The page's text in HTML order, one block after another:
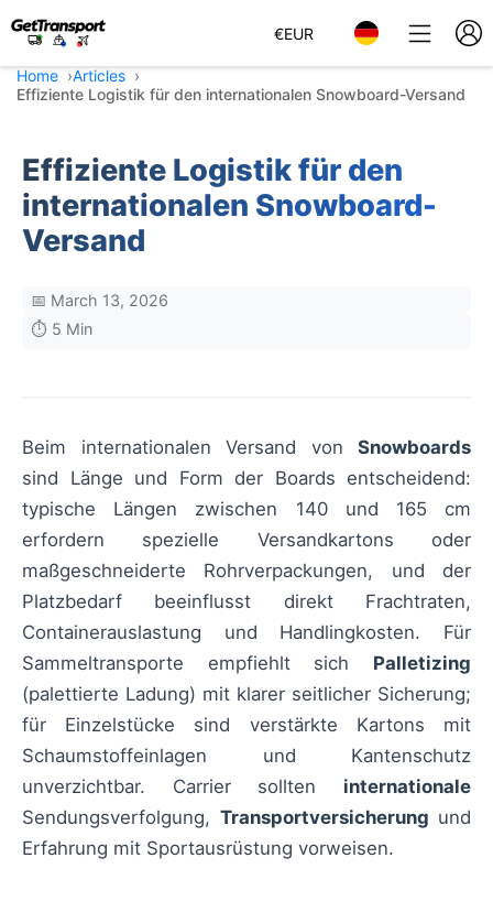
€EUR
Home
Articles
Effiziente Logistik für den internationalen Snowboard-Versand
Effiziente Logistik für den
internationalen Snowboard-
Versand
📅 March 13, 2026
⏱️ 5 Min
Beim internationalen Versand von Snowboards
sind Länge und Form der Boards entscheidend:
typische Längen zwischen 140 und 165 cm
erfordern spezielle Versandkartons oder
maßgeschneiderte Rohrverpackungen, und der
Platzbedarf beeinflusst direkt Frachtraten,
Containerauslastung und Handlingkosten. Für
Sammeltransporte empfiehlt sich Palletizing
(palettierte Ladung) mit klarer seitlicher Sicherung;
für Einzelstücke sind verstärkte Kartons mit
Schaumstoffeinlagen und Kantenschutz
unverzichtbar. Carrier sollten internationale
Sendungsverfolgung, Transportversicherung und
Erfahrung mit Sportausrüstung vorweisen.